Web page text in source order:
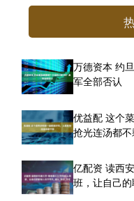
万德资本 约
军全部否认
优益配 这个
抢光连汤都
亿配资 读西
班，让自己